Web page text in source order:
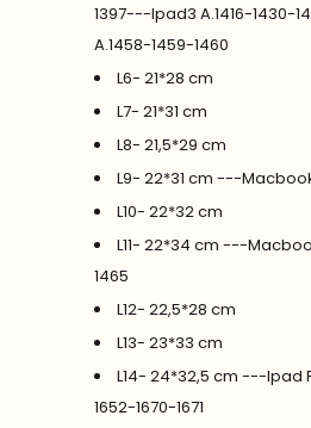
1397---Ipad3 A.1416-1430-
A.1458-1459-1460
L6- 21*28 cm
L7- 21*31 cm
L8- 21,5*29 cm
L9- 22*31 cm ---
L10- 22*32 cm
L11- 22*34 cm ---
1465
L12- 22,5*28 cm
L13- 23*33 cm
L14- 24*32,5 cm ---Ipad
1652-1670-1671